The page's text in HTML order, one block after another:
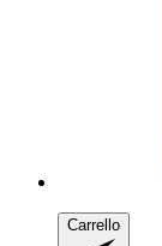
Carrello